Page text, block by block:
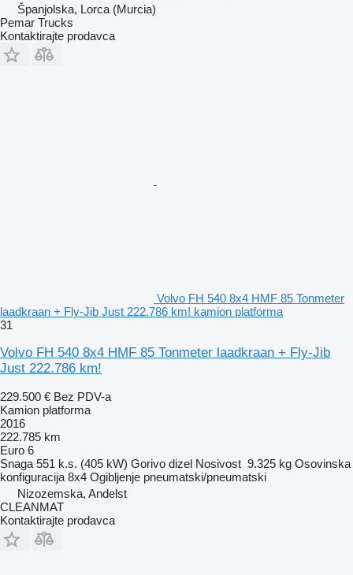
Španjolska, Lorca (Murcia)
Pemar Trucks
Kontaktirajte prodavca
Volvo FH 540 8x4 HMF 85 Tonmeter
laadkraan + Fly-Jib Just 222.786 km! kamion platforma
31
Volvo FH 540 8x4 HMF 85 Tonmeter laadkraan + Fly-Jib
Just 222.786 km!
229.500 € Bez PDV-a
Kamion platforma
2016
222.785 km
Euro 6
Snaga 551 k.s. (405 kW) Gorivo dizel Nosivost 9.325 kg Osovinska
konfiguracija 8x4 Ogibljenje pneumatski/pneumatski
Nizozemska, Andelst
CLEANMAT
Kontaktirajte prodavca